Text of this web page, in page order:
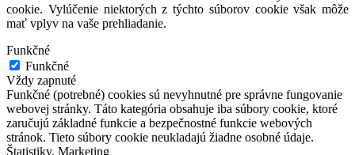
cookie. Vylúčenie niektorých z týchto súborov cookie však môže
mať vplyv na vaše prehliadanie.
Funkčné
Funkčné
Vždy zapnuté
Funkčné (potrebné) cookies sú nevyhnutné pre správne fungovanie
webovej stránky. Táto kategória obsahuje iba súbory cookie, ktoré
zaručujú základné funkcie a bezpečnostné funkcie webových
stránok. Tieto súbory cookie neukladajú žiadne osobné údaje.
Štatistiky, Marketing